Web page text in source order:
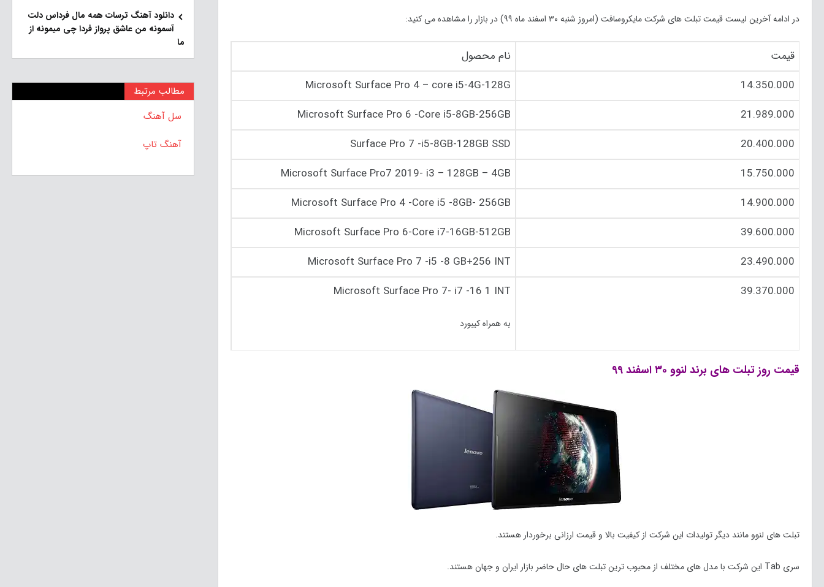
در ادامه آخرین لیست قیمت تبلت های شرکت مایکروسافت (امروز شنبه ۳۰ اسفند ماه ۹۹) در بازار را مشاهده می کنید:
قیمت
نام محصول
14.350.000
Microsoft Surface Pro 4 – core i5-4G-128G
21.989.000
Microsoft Surface Pro 6 -Core i5-8GB-256GB
20.400.000
Surface Pro 7 -i5-8GB-128GB SSD
15.750.000
Microsoft Surface Pro7 2019- i3 – 128GB – 4GB
14.900.000
Microsoft Surface Pro 4 -Core i5 -8GB- 256GB
39.600.000
Microsoft Surface Pro 6-Core i7-16GB-512GB
23.490.000
Microsoft Surface Pro 7 -i5 -8 GB+256 INT
39.370.000
Microsoft Surface Pro 7- i7 -16 1 INT
به همراه کیبورد
قیمت روز تبلت های برند لنوو ۳۰ اسفند ۹۹
تبلت های لنوو مانند دیگر تولیدات این شرکت از کیفیت بالا و قیمت ارزانی برخوردار هستند.
سری Tab این شرکت با مدل های مختلف از محبوب ترین تبلت های حال حاضر بازار ایران و جهان هستند.
دانلود آهنگ ترسات همه مال فرداس دلت
آسمونه من عاشق پرواز فردا چی میمونه از
ما
مطالب مرتبط
سل آهنگ
آهنگ تاپ